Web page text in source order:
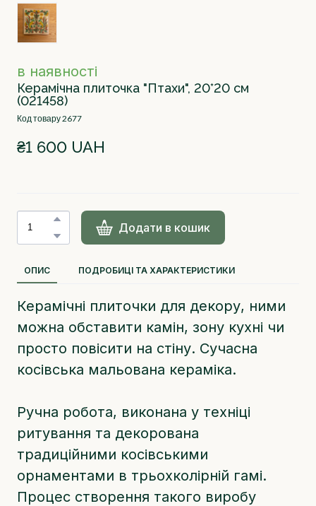
в наявності
Керамічна плиточка "Птахи", 20*20 см
(021458)
Код товару 2677
₴1 600 UAH
Додати в кошик
ОПИС ПОДРОБИЦІ ТА ХАРАКТЕРИСТИКИ
Керамічні плиточки для декору, ними
можна обставити камін, зону кухні чи
просто повісити на стіну. Сучасна
косівська мальована кераміка.
Ручна робота, виконана у техніці
ритування та декорована
традиційними косівськими
орнаментами в трьохколірній гамі.
Процес створення такого виробу